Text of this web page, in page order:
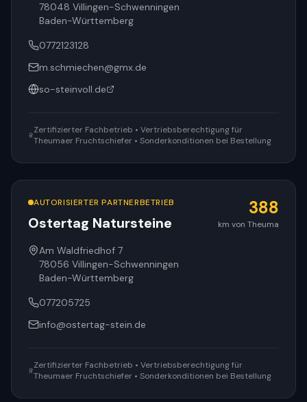
78048 Villingen-Schwenningen
Baden-Württemberg
0772123128
m.schmiechen@gmx.de
so-steinvoll.de
Zertifizierter Fachbetrieb • Vertriebsberechtigung für
Theumaer Fruchtschiefer • Sonderkonditionen bei Bestellung
AUTORISIERTER PARTNERBETRIEB
Ostertag Natursteine
388
km von Theuma
Am Waldfriedhof 7
78056 Villingen-Schwenningen
Baden-Württemberg
077205725
info@ostertag-stein.de
Zertifizierter Fachbetrieb • Vertriebsberechtigung für
Theumaer Fruchtschiefer • Sonderkonditionen bei Bestellung